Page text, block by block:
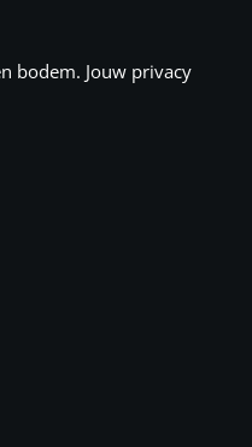
bodem. Jouw privacy